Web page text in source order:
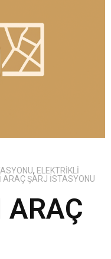
, ELEKTRIKLI
ARAÇ ŞARJ İSTASYONU
ARAÇ